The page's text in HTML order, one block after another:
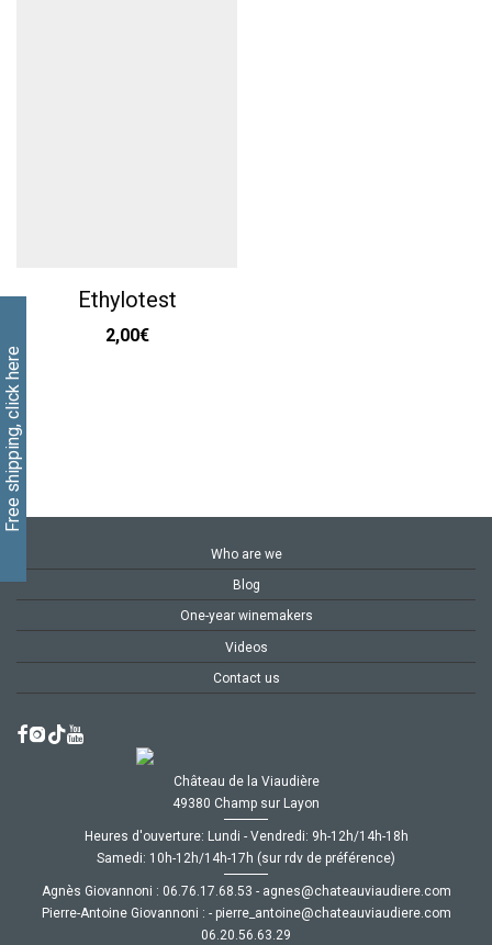
Free shipping, click here
Ethylotest
2,00€
Who are we
Blog
One-year winemakers
Videos
Contact us
Château de la Viaudière
49380 Champ sur Layon
Heures d'ouverture: Lundi - Vendredi: 9h-12h/14h-18h
Samedi: 10h-12h/14h-17h (sur rdv de préférence)
Agnès Giovannoni : moc.ereiduaivuaetahc@senga
-
35.86.71.67.60
Pierre-Antoine Giovannoni :
moc.ereiduaivuaetahc@eniotna_erreip
-
92.36.65.02.60